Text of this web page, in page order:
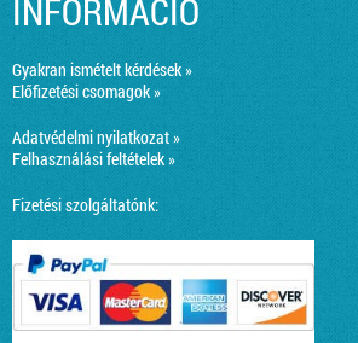
INFORMÁCIÓ
Gyakran ismételt kérdések »
Előfizetési csomagok »
Adatvédelmi nyilatkozat »
Felhasználási feltételek »
Fizetési szolgáltatónk: